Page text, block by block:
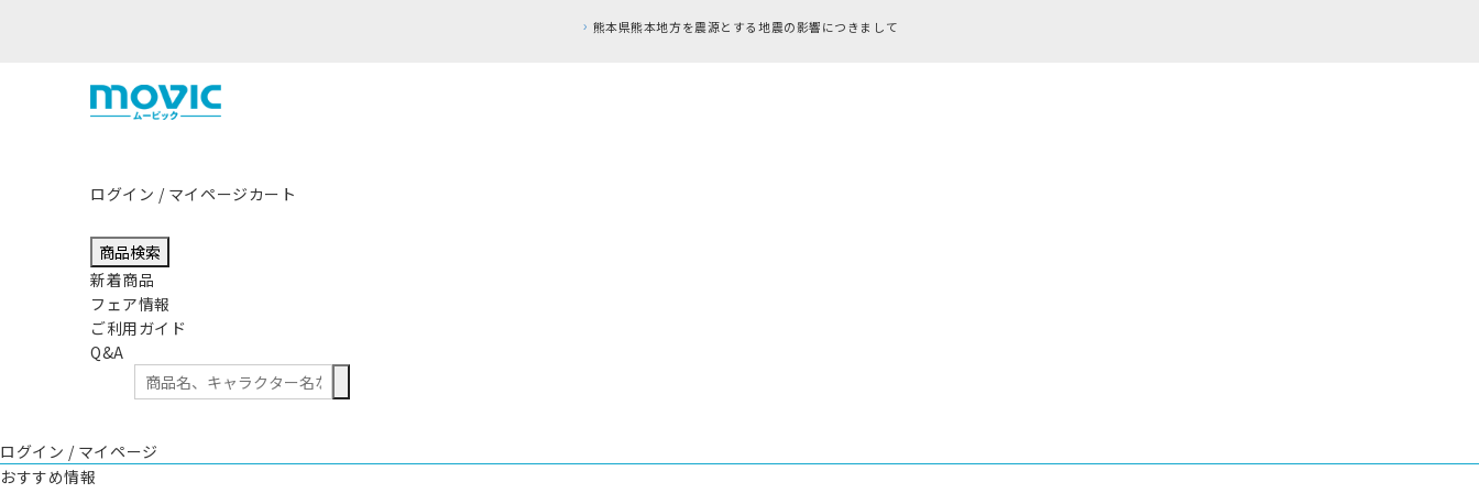
熊本県熊本地方を震源とする地震の影響につきまして
ログイン / マイページカート
商品検索
新着商品
フェア情報
ご利用ガイド
Q&A
ログイン / マイページ
おすすめ情報